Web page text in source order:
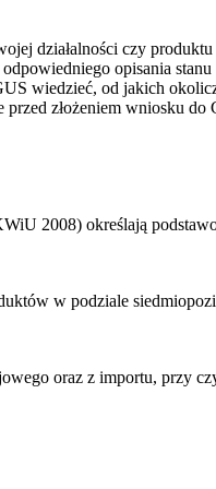
działalności czy
opisania
wiedzieć, od jakich
złożeniem wniosku
2008) określają
w podziale
oraz z importu, przy